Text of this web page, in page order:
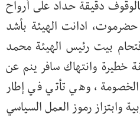
دقيقة حداد على أرواح
ادانت الهيئة بأشد
بيت رئيس الهيئة محمد
خطيرة وانتهاك سافر ينم عن
وهي تأتي في إطار
وابتزاز رموز العمل السياسي